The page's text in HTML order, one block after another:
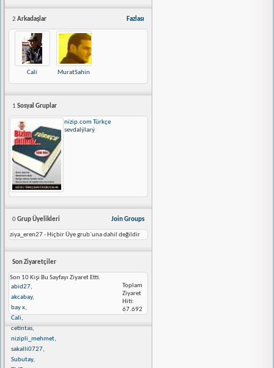
Fazlası
2 Arkadaşlar
Cali MuratSahin
1 Sosyal Gruplar
nizip.com Türkçe
sevdalýlarý
Join Groups
0Grup Üyelikleri
ziya_eren27 - Hiçbir Üye grub´una dahil değildir
Son Ziyaretçiler
Son 10 Kişi Bu Sayfayı Ziyaret Etti.
abid27,
akcabay,
bay x,
Cali,
cetintas,
nizipli_mehmet,
sakalli0727,
Subutay,
Toplam
Ziyaret
Hiti:
67.692